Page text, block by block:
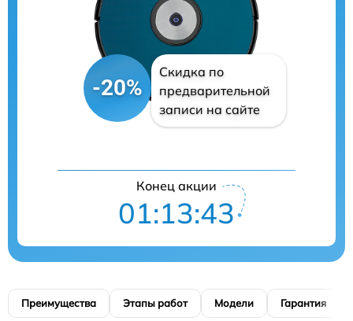
-20%
Скидка по
предварительной
записи на сайте
Конец акции
01:13:42
Преимущества Этапы работ Модели Гарантия